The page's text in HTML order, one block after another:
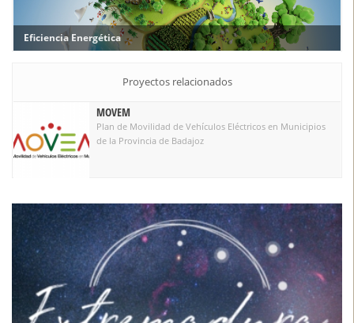
Eficiencia Energética
Proyectos relacionados
MOVEM
Plan de Movilidad de Vehículos Eléctricos en Municipios
de la Provincia de Badajoz